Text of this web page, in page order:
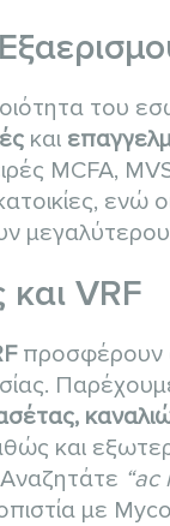
του
και
MCFA,
ενώ
και VRF
προσφέρουν
και
με